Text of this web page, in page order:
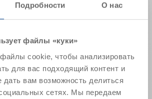
Подробности О нас
файлы «куки»
cookie, чтобы анализировать
для вас подходящий контент и
дать вам возможность делиться
сетях. Мы передаем
вспышки
DIN 2
силаны/силоксаны
%)
~ 20